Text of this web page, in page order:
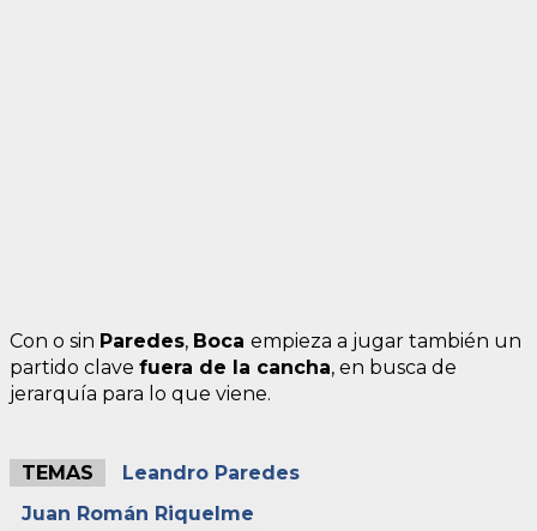
Con o sin Paredes, Boca empieza a jugar también un
partido clave fuera de la cancha, en busca de
jerarquía para lo que viene.
TEMAS
Leandro Paredes
Juan Román Riquelme